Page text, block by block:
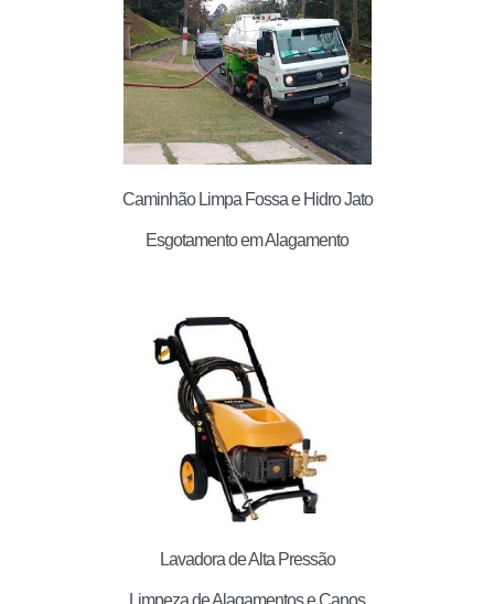
Caminhão Limpa Fossa e Hidro Jato
Esgotamento em Alagamento
Lavadora de Alta Pressão
Limpeza de Alagamentos e Canos